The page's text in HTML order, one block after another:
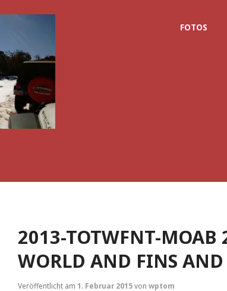
FOTOS
2013-TOTWFNT-MOAB
WORLD AND FINS
Veröffentlicht am 1. Februar 2015von wptom